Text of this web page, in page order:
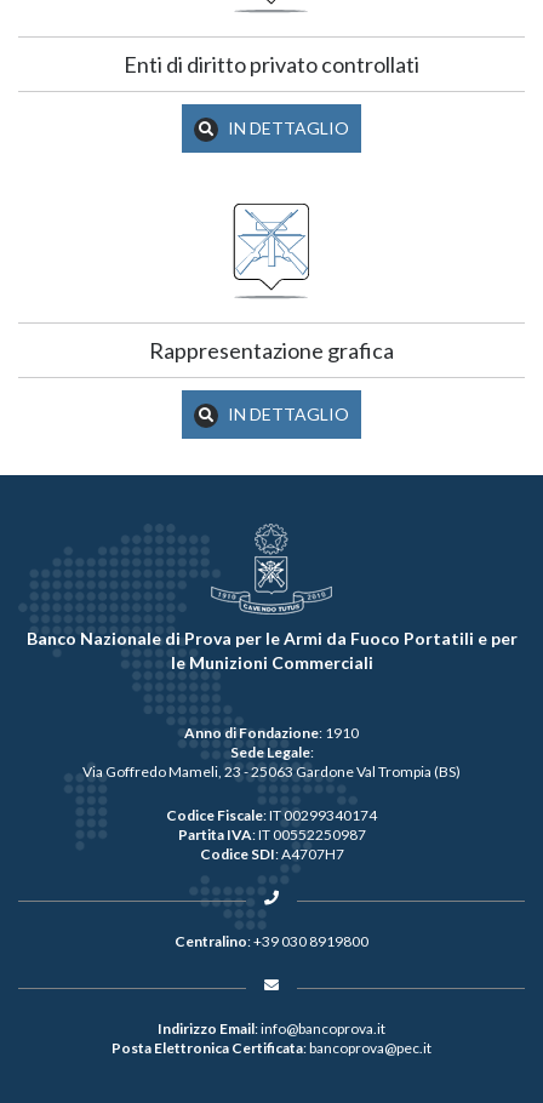
Enti di diritto privato controllati
IN DETTAGLIO
Rappresentazione grafica
IN DETTAGLIO
Banco Nazionale di Prova per le Armi da Fuoco Portatili e per
le Munizioni Commerciali
Anno di Fondazione: 1910
Sede Legale:
Via Goffredo Mameli, 23 - 25063 Gardone Val Trompia (BS)
Codice Fiscale: IT 00299340174
Partita IVA: IT 00552250987
Codice SDI: A4707H7
Centralino:+39 030 8919800
Indirizzo Email:info@bancoprova.it
Posta Elettronica Certificata:bancoprova@pec.it